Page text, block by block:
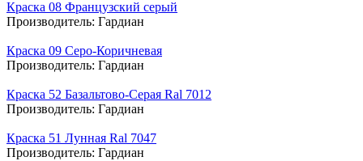
Краска 08 Французский серый
Производитель: Гардиан
Краска 09 Серо-Коричневая
Производитель: Гардиан
Краска 52 Базальтово-Серая Ral 7012
Производитель: Гардиан
Краска 51 Лунная Ral 7047
Производитель: Гардиан